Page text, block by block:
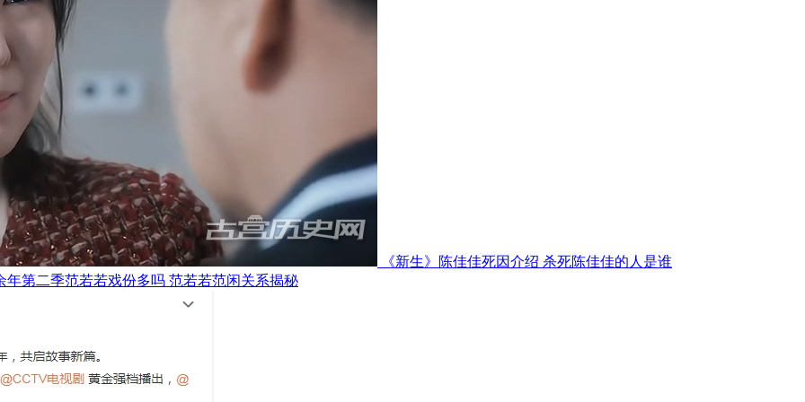
《新生》陈佳佳死因介绍 杀死陈佳佳的人是谁
年第二季范若若戏份多吗 范若若范闲关系揭秘